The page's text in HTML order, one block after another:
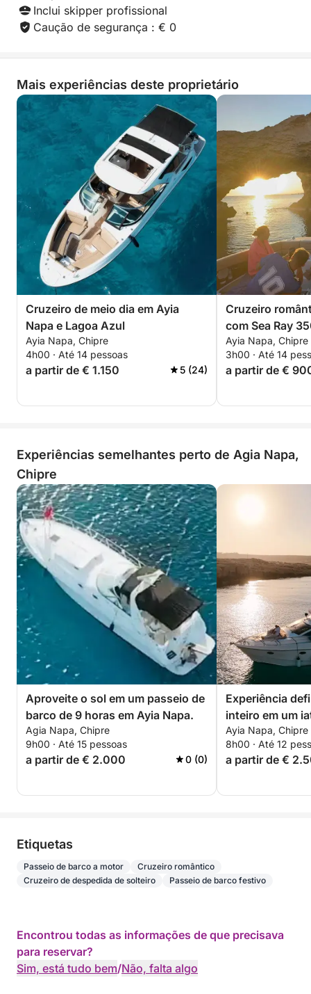
Inclui skipper profissional
Caução de segurança : € 0
Mais experiências deste proprietário
Cruzeiro de meio dia em Ayia
Napa e Lagoa Azul
Ayia Napa, Chipre
4h00 · Até 14 pessoas
a partir de € 1.150 5 (24)
Cruzeiro
com Sea Ray
Ayia Napa, Chipre
3h00 · Até 14
a partir de €
Experiências semelhantes perto de Agia Napa,
Chipre
Aproveite o sol em um passeio de
barco de 9 horas em Ayia Napa.
Agia Napa, Chipre
9h00 · Até 15 pessoas
a partir de € 2.000 0 (0)
Experiência
inteiro em um
Ayia Napa, Chipre
8h00 · Até 12
a partir de €
Etiquetas
Passeio de barco a motor
Cruzeiro romântico
Cruzeiro de despedida de solteiro
Passeio de barco festivo
Encontrou todas as informações de que precisava
para reservar?
Sim, está tudo bem/Não, falta algo